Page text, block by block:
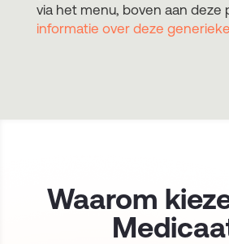
via het menu, boven aan deze
informatie over deze
Waarom